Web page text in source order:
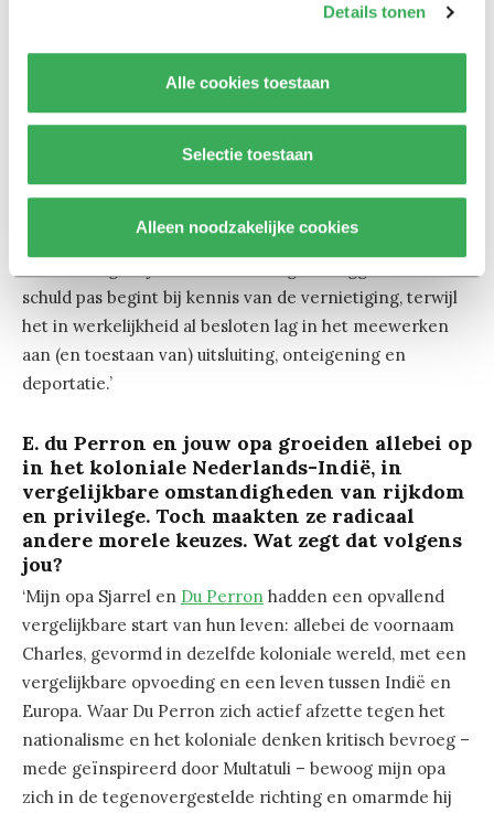
Details tonen
Alle cookies toestaan
Selectie toestaan
Alleen noodzakelijke cookies
collaboratie met de Duitse bezetter konden, onder het
werden op transport gesteld.
‘Zelfs als iemand het exacte eindpunt van die
transporten niet kende, was er al meer dan genoeg
misging. In dat licht is die vraag – wist hij van Auschwitz
schuld pas begint bij kennis van de vernietiging, terwijl
het in werkelijkheid al besloten lag in het meewerken
aan (en toestaan van) uitsluiting, onteigening en
deportatie.’
E. du Perron en jouw opa groeiden allebei op
in het koloniale Nederlands-Indië, in
vergelijkbare omstandigheden van rijkdom
en privilege. Toch maakten ze radicaal
andere morele keuzes. Wat zegt dat volgens
jou?
‘Mijn opa Sjarrel en Du Perron hadden een opvallend
vergelijkbare start van hun leven: allebei de voornaam
Charles, gevormd in dezelfde koloniale wereld, met een
vergelijkbare opvoeding en een leven tussen Indië en
Europa. Waar Du Perron zich actief afzette tegen het
nationalisme en het koloniale denken kritisch bevroeg –
mede geïnspireerd door Multatuli – bewoog mijn opa
zich in de tegenovergestelde richting en omarmde hij